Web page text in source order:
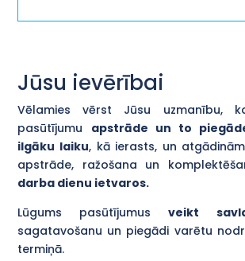
Jūsu ievērībai
Vēlamies vērst Jūsu uzmanību,
pasūtījumu apstrāde un to
ilgāku laiku, kā ierasts, un
apstrāde, ražošana un
darba dienu ietvaros.
Lūgums pasūtījumusveikt
sagatavošanu un piegādi varētu
termiņā.